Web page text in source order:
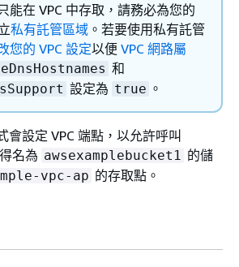
能在 VPC 中存取，請務必為您的
私有託管區域 。若要使用私有託管
您的 VPC 設定以便 VPC 網路屬
和
設定為 true 。
會設定 VPC 端點，以允許呼叫
名為 awsexamplebucket1 的儲
vpc-ap 的存取點。